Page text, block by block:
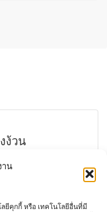
าน
ลยีคุกกี้ หรือ เทคโนโลยีอื่นที่มี
ง้วน